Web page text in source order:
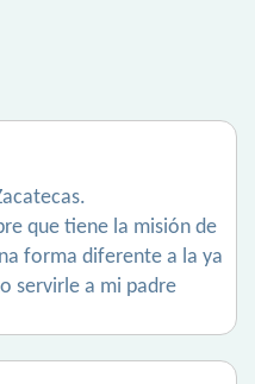
que tiene la misión de
forma diferente a la ya
servirle a mi padre